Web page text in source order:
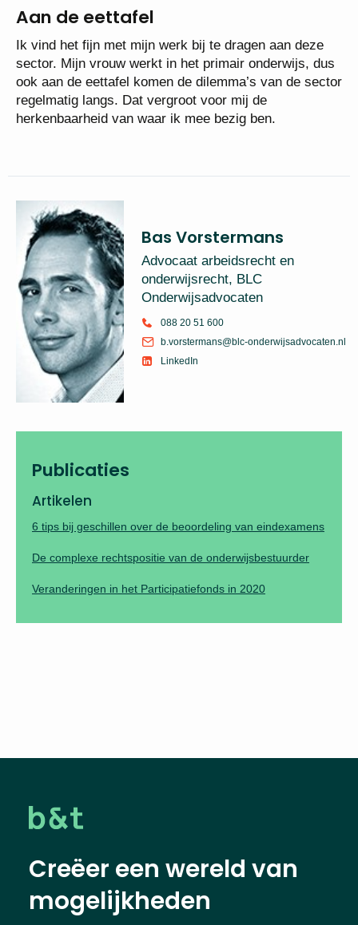
Aan de eettafel
Ik vind het fijn met mijn werk bij te dragen aan deze
sector. Mijn vrouw werkt in het primair onderwijs, dus
ook aan de eettafel komen de dilemma’s van de sector
regelmatig langs. Dat vergroot voor mij de
herkenbaarheid van waar ik mee bezig ben.
Bas Vorstermans
Advocaat arbeidsrecht en
onderwijsrecht, BLC
Onderwijsadvocaten
088 20 51 600
b.vorstermans@blc-onderwijsadvocaten.nl
LinkedIn
Publicaties
Artikelen
6 tips bij geschillen over de beoordeling van eindexamens
De complexe rechtspositie van de onderwijsbestuurder
Veranderingen in het Participatiefonds in 2020
Creëer een wereld van
mogelijkheden